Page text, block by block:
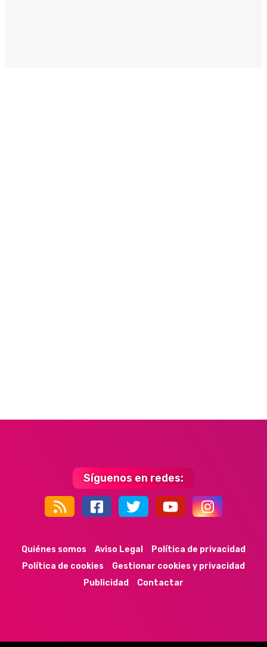
Síguenos en redes:
44k 9k 35k 352
Quiénes somos Aviso Legal
Política de privacidad
Política de cookies
Gestionar cookies y privacidad
Publicidad
Contactar